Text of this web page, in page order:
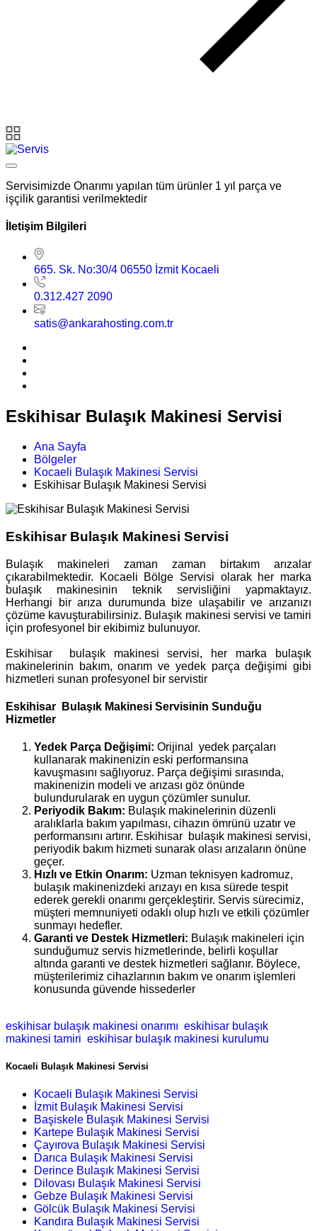
Servisimizde Onarımı yapılan tüm ürünler 1 yıl parça ve
işçilik garantisi verilmektedir
İletişim Bilgileri
665. Sk. No:30/4 06550 İzmit Kocaeli
0.312.427 2090
satis@ankarahosting.com.tr
Eskihisar Bulaşık Makinesi Servisi
Ana Sayfa
Bölgeler
Kocaeli Bulaşık Makinesi Servisi
Eskihisar Bulaşık Makinesi Servisi
Eskihisar Bulaşık Makinesi Servisi
Bulaşık makineleri zaman zaman birtakım arızalar
çıkarabilmektedir. Kocaeli Bölge Servisi olarak her marka
bulaşık makinesinin teknik servisliğini yapmaktayız.
Herhangi bir arıza durumunda bize ulaşabilir ve arızanızı
çözüme kavuşturabilirsiniz. Bulaşık makinesi servisi ve tamiri
için profesyonel bir ekibimiz bulunuyor.
Eskihisar bulaşık makinesi servisi, her marka bulaşık
makinelerinin bakım, onarım ve yedek parça değişimi gibi
hizmetleri sunan profesyonel bir servistir
Eskihisar Bulaşık Makinesi Servisinin Sunduğu
Hizmetler
Yedek Parça Değişimi: Orijinal yedek parçaları
kullanarak makinenizin eski performansına
kavuşmasını sağlıyoruz. Parça değişimi sırasında,
makinenizin modeli ve arızası göz önünde
bulundurularak en uygun çözümler sunulur.
Periyodik Bakım: Bulaşık makinelerinin düzenli
aralıklarla bakım yapılması, cihazın ömrünü uzatır ve
performansını artırır. Eskihisar bulaşık makinesi servisi,
periyodik bakım hizmeti sunarak olası arızaların önüne
geçer.
Hızlı ve Etkin Onarım: Uzman teknisyen kadromuz,
bulaşık makinenizdeki arızayı en kısa sürede tespit
ederek gerekli onarımı gerçekleştirir. Servis sürecimiz,
müşteri memnuniyeti odaklı olup hızlı ve etkili çözümler
sunmayı hedefler.
Garanti ve Destek Hizmetleri: Bulaşık makineleri için
sunduğumuz servis hizmetlerinde, belirli koşullar
altında garanti ve destek hizmetleri sağlanır. Böylece,
müşterilerimiz cihazlarının bakım ve onarım işlemleri
konusunda güvende hissederler
eskihisar bulaşık makinesi onarımı eskihisar bulaşık
makinesi tamiri eskihisar bulaşık makinesi kurulumu
Kocaeli Bulaşık Makinesi Servisi
Kocaeli Bulaşık Makinesi Servisi
İzmit Bulaşık Makinesi Servisi
Başiskele Bulaşık Makinesi Servisi
Kartepe Bulaşık Makinesi Servisi
Çayırova Bulaşık Makinesi Servisi
Darıca Bulaşık Makinesi Servisi
Derince Bulaşık Makinesi Servisi
Dilovası Bulaşık Makinesi Servisi
Gebze Bulaşık Makinesi Servisi
Gölcük Bulaşık Makinesi Servisi
Kandıra Bulaşık Makinesi Servisi